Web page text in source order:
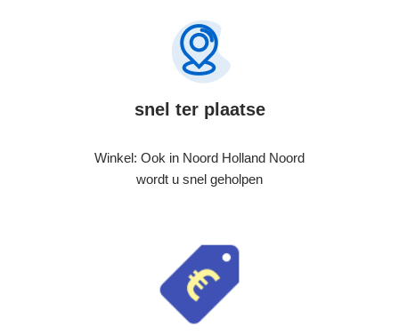
snel ter plaatse
Winkel: Ook in Noord Holland Noord
wordt u snel geholpen